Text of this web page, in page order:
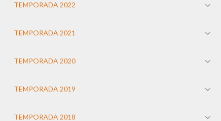
TEMPORADA 2022
TEMPORADA 2021
TEMPORADA 2020
TEMPORADA 2019
TEMPORADA 2018